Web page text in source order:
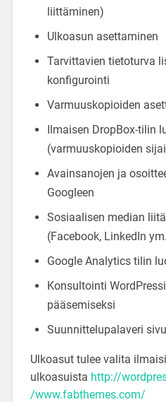
liittäminen)
Ulkoasun asettaminen
Tarvittavien tietoturva
konfigurointi
Varmuuskopioiden
Ilmaisen DropBox-tilin
(varmuuskopioiden
Avainsanojen ja
Googleen
Sosiaalisen median
(Facebook, LinkedIn
Google Analytics tilin
Konsultointi
pääsemiseksi
Suunnittelupalaveri
Ulkoasut tulee valita
ulkoasuista http://
/www.fabthemes.com/